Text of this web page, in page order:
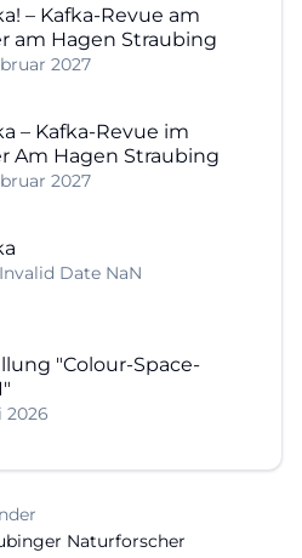
– Kafka-Revue am
am Hagen Straubing
2027
– Kafka-Revue im
Am Hagen Straubing
2027
Date NaN
"Colour-Space-
2026
Naturforscher